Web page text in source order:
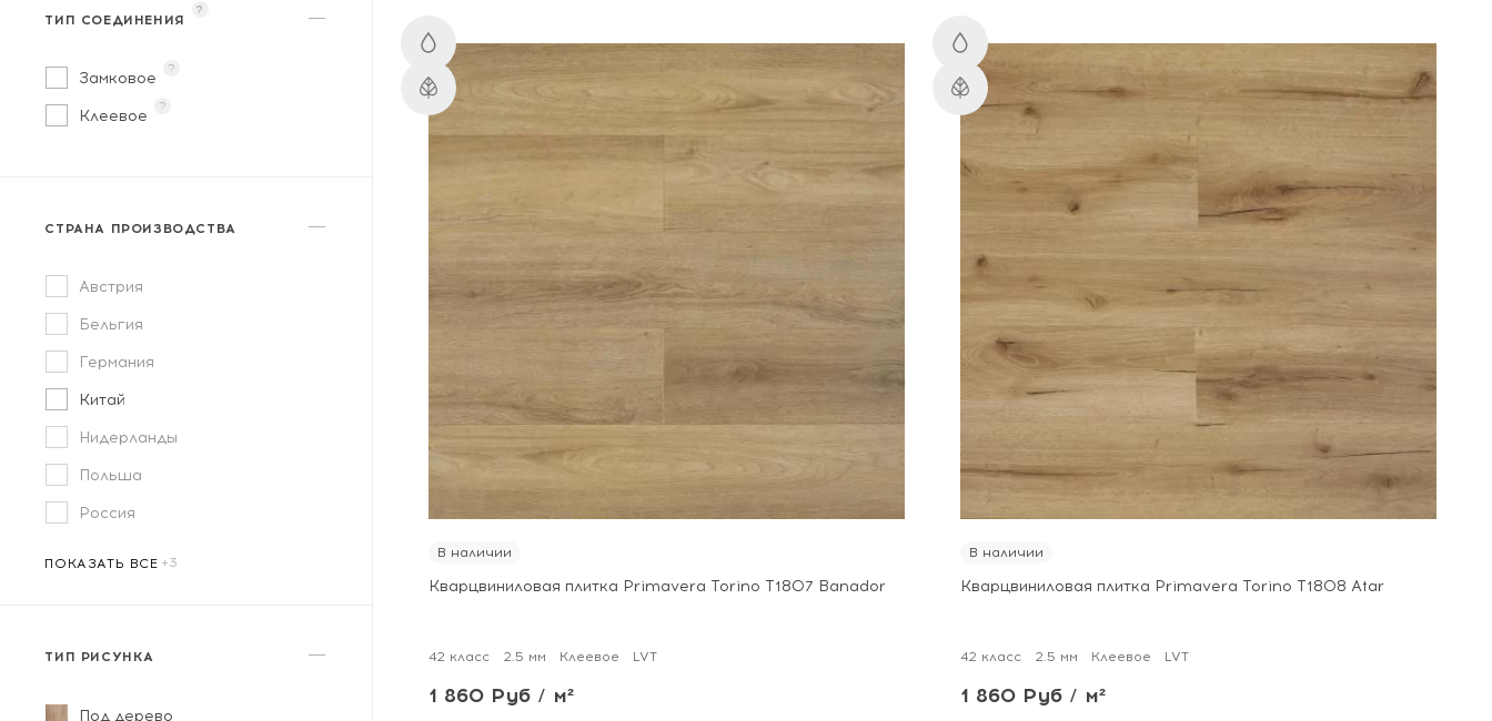
ТИП СОЕДИНЕНИЯ
?
Замковое
?
Клеевое
?
СТРАНА ПРОИЗВОДСТВА
Австрия
Бельгия
Германия
Китай
Нидерланды
Польша
Россия
ПОКАЗАТЬ ВСЕ
ТИП РИСУНКА
Под дерево
В наличии
Кварцвиниловая плитка Primavera Torino T1807 Banador
42 класс 2.5 мм Клеевое LVT
1 860 Руб / м²
В наличии
Кварцвиниловая плитка Primavera Torino T1808 Atar
42 класс 2.5 мм Клеевое LVT
1 860 Руб / м²